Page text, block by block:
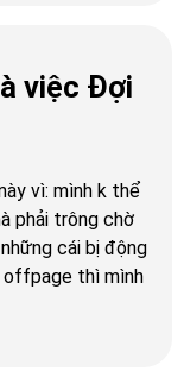
việc Đợi
vì: mình k thể
phải trông chờ
cái bị động
offpage thì mình